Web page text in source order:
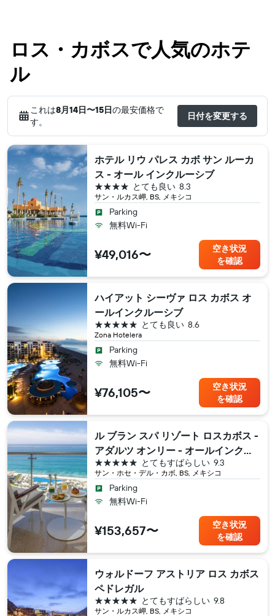
ロス・カボスで人気のホテ
ル
これは8月14日​〜15日の最安価格で
す。
日付を変更する
ホテル リウ パレス カボ サン ルーカ
ス - オール インクルーシブ
サン・ルカス岬, BS, メキシコ
8.3
とても良い
4つ星
Parking
無料Wi-Fi
¥49,016〜
空き状況
を確認
ハイアット シーヴァ ロス カボス オ
ールインクルーシブ
Zona Hotelera
8.6
とても良い
5つ星
Parking
無料Wi-Fi
¥76,105〜
空き状況
を確認
ル ブラン スパ リゾート ロスカボス -
アダルツ オンリー - オールインクル
ーシブ
サン・ホセ・デル・カボ, BS, メキシコ
9.3
とてもすばらしい
5つ星
Parking
無料Wi-Fi
¥153,657〜
空き状況
を確認
ウォルドーフ アストリア ロス カボス
ペドレガル
サン・ルカス岬, BS, メキシコ
9.8
とてもすばらしい
5つ星